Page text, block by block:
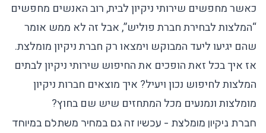
כאשר מחפשים שירותי ניקיון לבית, רוב האנשים מחפשים
“המלצות לבחירת חברת פוליש”, אבל זה לא ממש אומר
שהם יגיעו ליעד המבוקש וימצאו רק חברת ניקיון מומלצת.
אז איך בכל זאת הופכים את החיפוש שירותי ניקיון לבתים
המלצות לחיפוש נכון ויעיל? איך מוצאים חברות ניקיון
מומלצות ונמנעים מכל המתחזים שיש שם בחוץ?
חברת ניקיון מומלצת - עכשיו זה גם במחיר משתלם במיוחד